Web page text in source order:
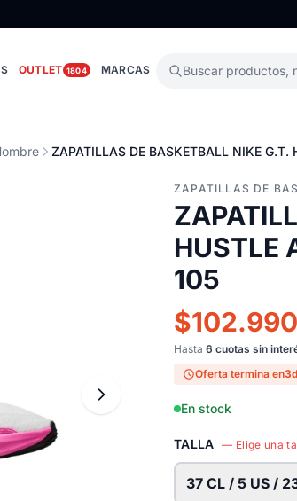
OUTLET 1804 MARCAS Buscar productos,
ZAPATILLAS DE BASKETBALL NIKE
ZAPATILLAS DE
HUSTLE
105
$102.990
Hasta 6 cuotas sin
Oferta termina en
En stock
TALLA — Elige una
37 CL / 5 US /